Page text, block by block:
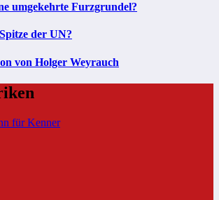
umgekehrte Furzgrundel?
der UN?
von Holger Weyrauch
für Kenner